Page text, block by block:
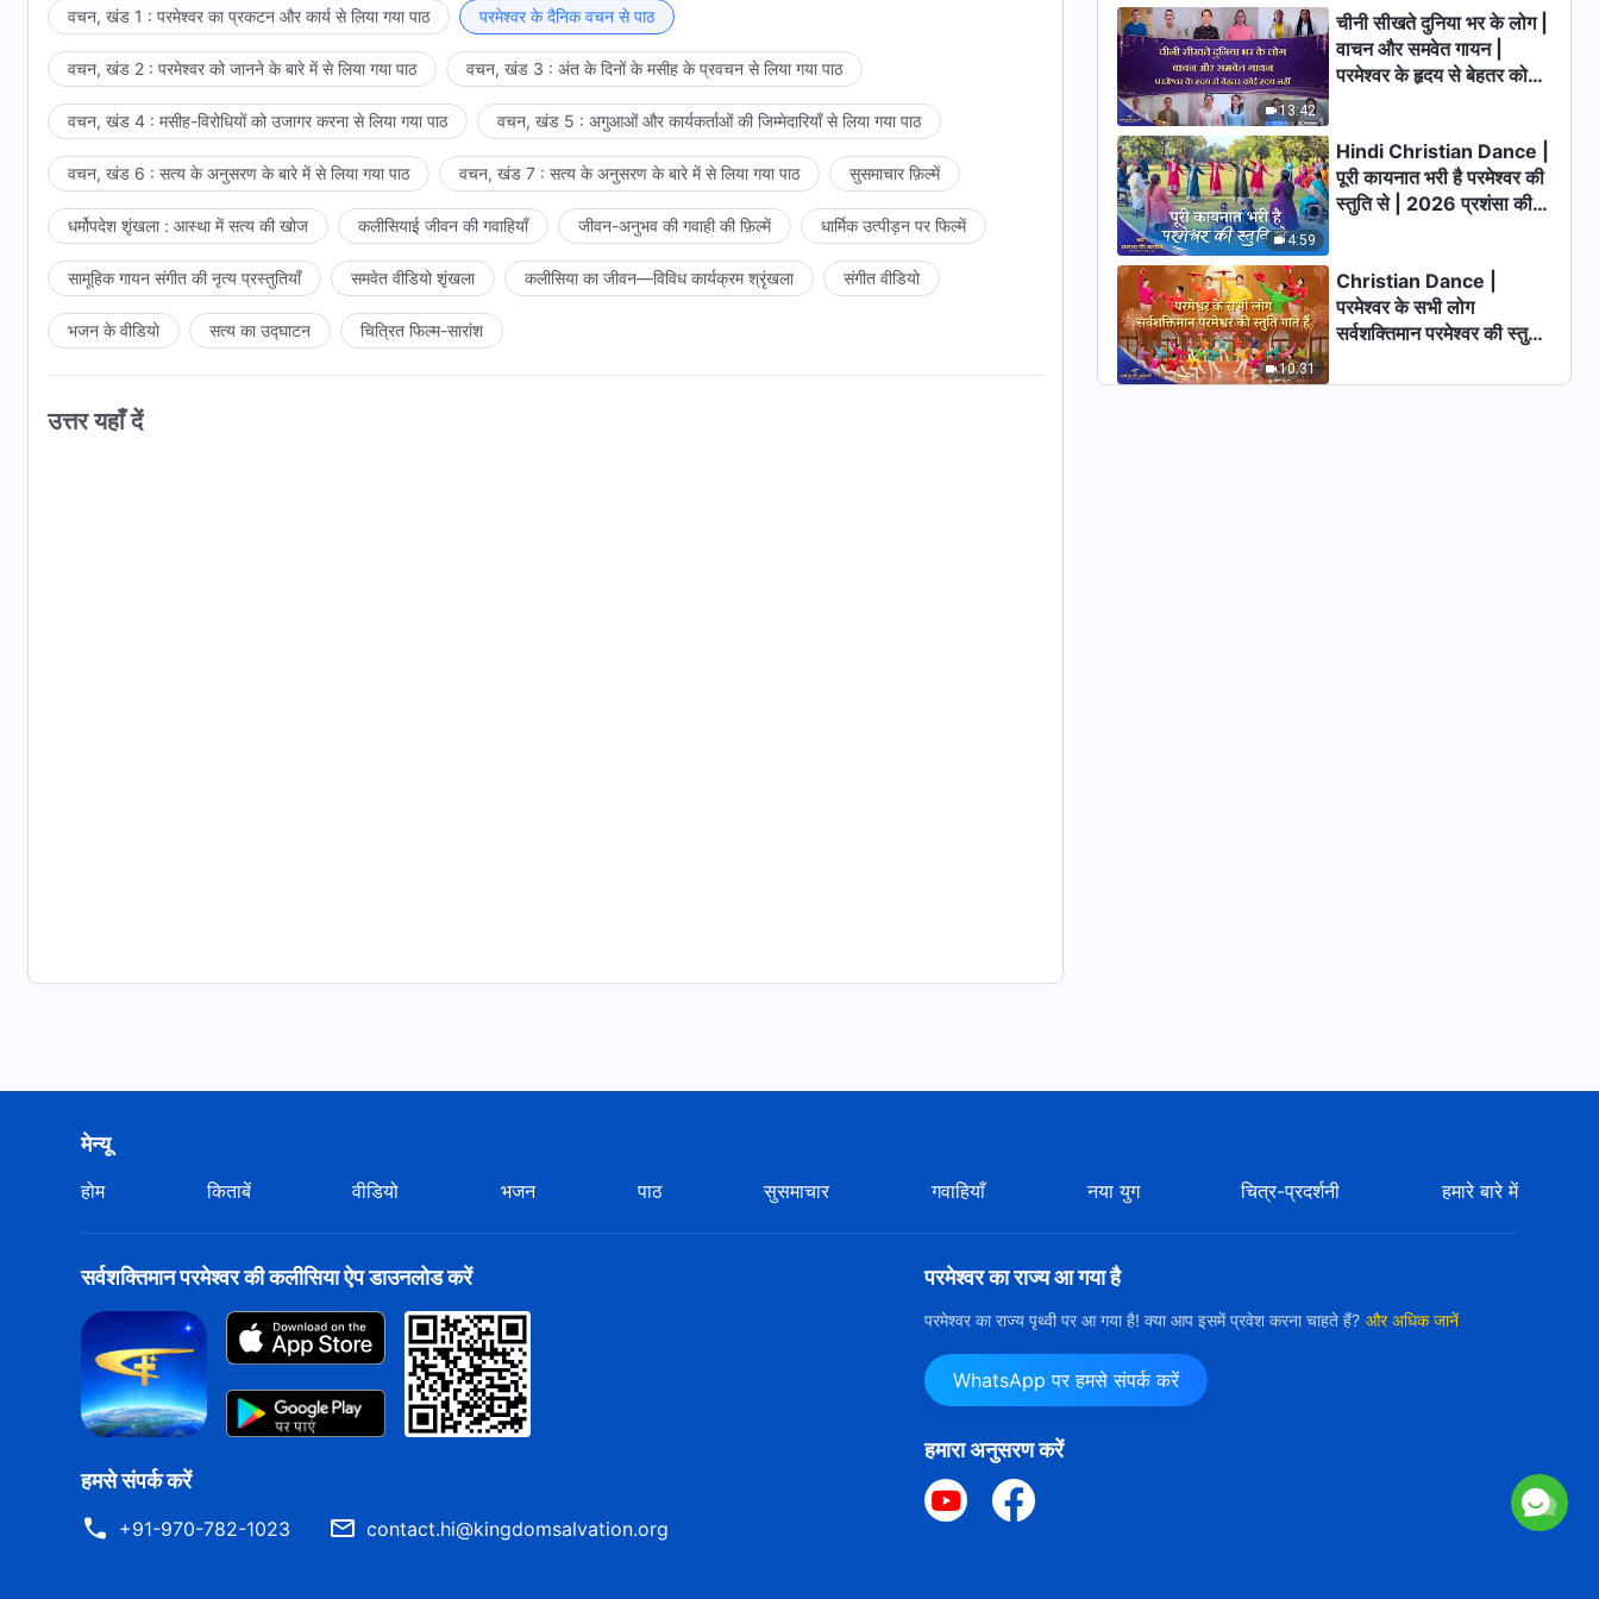
13:06
परमेश्वर के दैनिक वचन : परमेश्वर का
प्रकटन और कार्य | अंश 72
25:09
परमेश्वर के दैनिक वचन : परमेश्वर का
प्रकटन और कार्य | अंश 73
12:40
परमेश्वर के दैनिक वचन : परमेश्वर का
प्रकटन और कार्य | अंश 74
परमेश्वर के दैनिक वचन : परमेश्वर का
वचन, खंड 1 : परमेश्वर का प्रकटन और कार्य से लिया गया पाठ परमेश्वर के दैनिक वचन से पाठ
वचन, खंड 2 : परमेश्वर को जानने के बारे में से लिया गया पाठ वचन, खंड 3 : अंत के दिनों के मसीह के प्रवचन से लिया गया पाठ
वचन, खंड 4 : मसीह-विरोधियों को उजागर करना से लिया गया पाठ वचन, खंड 5 : अगुआओं और कार्यकर्ताओं की जिम्मेदारियाँ से लिया गया पाठ
वचन, खंड 6 : सत्य के अनुसरण के बारे में से लिया गया पाठ वचन, खंड 7 : सत्य के अनुसरण के बारे में से लिया गया पाठ सुसमाचार फ़िल्में
धर्मोपदेश शृंखला : आस्था में सत्य की खोज कलीसियाई जीवन की गवाहियाँ जीवन-अनुभव की गवाही की फ़िल्में धार्मिक उत्पीड़न पर फिल्में
सामूहिक गायन संगीत की नृत्य प्रस्तुतियाँ समवेत वीडियो शृंखला कलीसिया का जीवन—विविध कार्यक्रम श्रृंखला संगीत वीडियो
भजन के वीडियो सत्य का उद्घाटन चित्रित फिल्म-सारांश
उत्तर यहाँ दें
13:42
चीनी सीखते दुनिया भर के लोग |
वाचन और समवेत गायन |
परमेश्वर के हृदय से बेहतर कोई
4:59
Hindi Christian Dance |
पूरी कायनात भरी है परमेश्वर की
स्तुति से | 2026 प्रशंसा की
10:31
Christian Dance |
परमेश्वर के सभी लोग
सर्वशक्तिमान परमेश्वर की स्तुति
आवाजें
मेन्यू
होम किताबें वीडियो भजन पाठ सुसमाचार गवाहियाँ नया युग चित्र-प्रदर्शनी हमारे बारे में
सर्वशक्तिमान परमेश्वर की कलीसिया ऐप डाउनलोड करें
हमसे संपर्क करें
+91-970-782-1023 contact.hi@kingdomsalvation.org
परमेश्वर का राज्य आ गया है
परमेश्वर का राज्य पृथ्वी पर आ गया है! क्या आप इसमें प्रवेश करना चाहते हैं? और अधिक जानें
WhatsApp पर हमसे संपर्क करें
हमारा अनुसरण करें